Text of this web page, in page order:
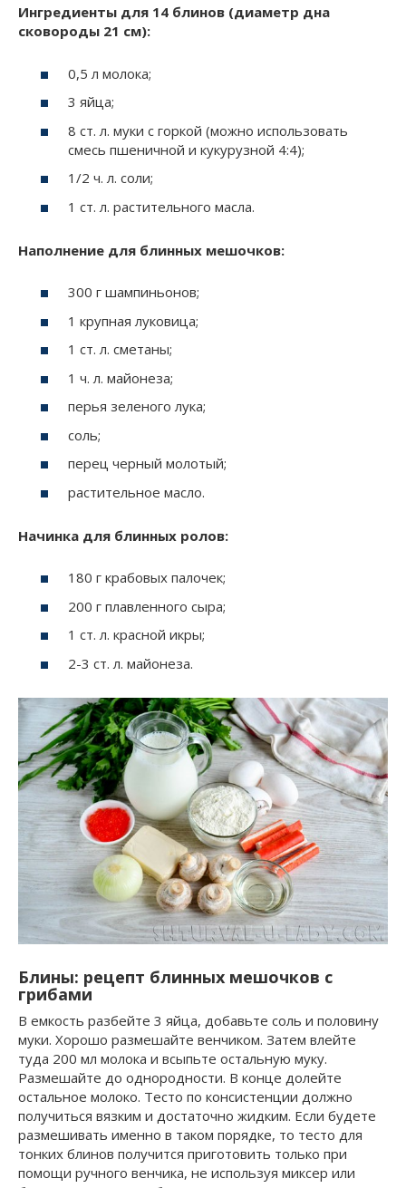
Ингредиенты для 14 блинов (диаметр дна
сковороды 21 см):
0,5 л молока;
3 яйца;
8 ст. л. муки с горкой (можно использовать
смесь пшеничной и кукурузной 4:4);
1/2 ч. л. соли;
1 ст. л. растительного масла.
Наполнение для блинных мешочков:
300 г шампиньонов;
1 крупная луковица;
1 ст. л. сметаны;
1 ч. л. майонеза;
перья зеленого лука;
соль;
перец черный молотый;
растительное масло.
Начинка для блинных ролов:
180 г крабовых палочек;
200 г плавленного сыра;
1 ст. л. красной икры;
2-3 ст. л. майонеза.
Блины: рецепт блинных мешочков с
грибами
В емкость разбейте 3 яйца, добавьте соль и половину
муки. Хорошо размешайте венчиком. Затем влейте
туда 200 мл молока и всыпьте остальную муку.
Размешайте до однородности. В конце долейте
остальное молоко. Тесто по консистенции должно
получиться вязким и достаточно жидким. Если будете
размешивать именно в таком порядке, то тесто для
тонких блинов получится приготовить только при
помощи ручного венчика, не используя миксер или